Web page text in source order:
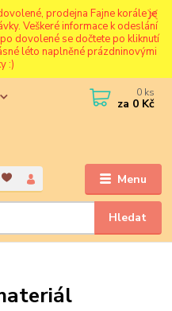
prodejna Fajne korále je
Veškeré informace k odeslání
dovolené se dočtete po kliknutí
léto naplněné prázdninovými
:)
Menu
Hledat
0 ks
za 0 Kč